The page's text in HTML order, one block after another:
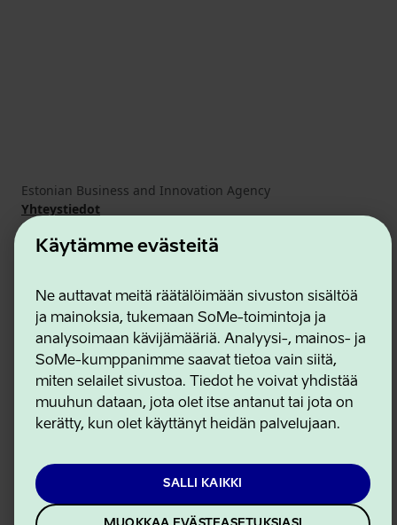
Käytämme evästeitä
Ne auttavat meitä räätälöimään sivuston sisältöä
ja mainoksia, tukemaan SoMe-toimintoja ja
analysoimaan kävijämääriä. Analyysi-, mainos- ja
SoMe-kumppanimme saavat tietoa vain siitä,
miten selailet sivustoa. Tiedot he voivat yhdistää
muuhun dataan, jota olet itse antanut tai jota on
kerätty, kun olet käyttänyt heidän palvelujaan.
SALLI KAIKKI
Estonian Business and Innovation Agency
Yhteystiedot
Yhteistyökumppanit
Käyttöehdot